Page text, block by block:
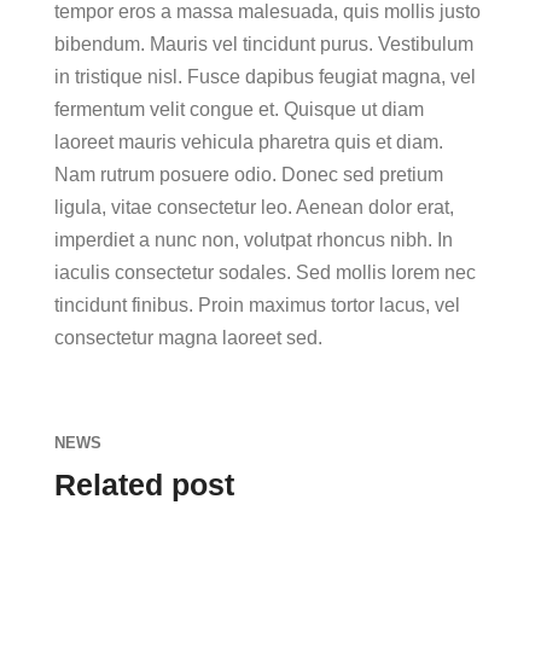
tempor eros a massa malesuada, quis mollis justo
bibendum. Mauris vel tincidunt purus. Vestibulum
in tristique nisl. Fusce dapibus feugiat magna, vel
fermentum velit congue et. Quisque ut diam
laoreet mauris vehicula pharetra quis et diam.
Nam rutrum posuere odio. Donec sed pretium
ligula, vitae consectetur leo. Aenean dolor erat,
imperdiet a nunc non, volutpat rhoncus nibh. In
iaculis consectetur sodales. Sed mollis lorem nec
tincidunt finibus. Proin maximus tortor lacus, vel
consectetur magna laoreet sed.
NEWS
Related post